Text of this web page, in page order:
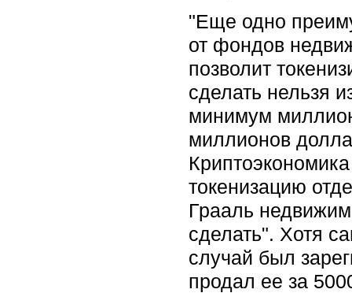
"Еще одно
от фондов
позволит
сделать нельзя
минимум
миллионов
токенизацию
Грааль
сделать". Хотя
случай был
продал ее за